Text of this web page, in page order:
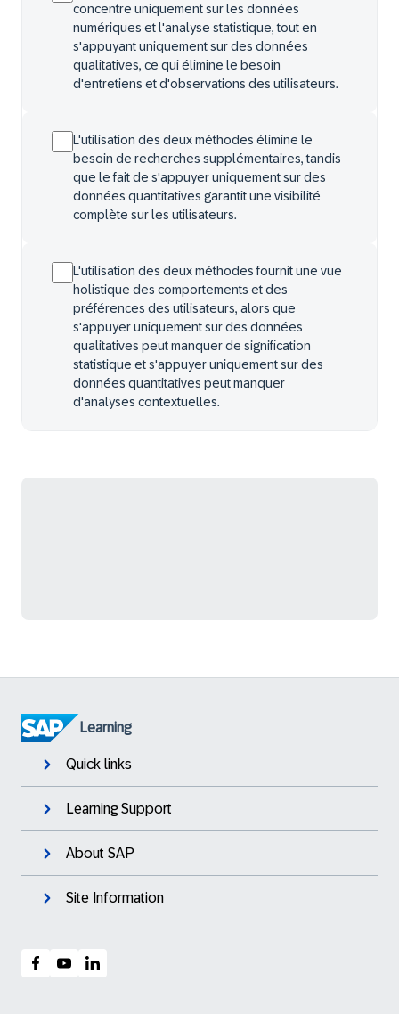
concentre uniquement sur les données
numériques et l'analyse statistique, tout en
s'appuyant uniquement sur des données
qualitatives, ce qui élimine le besoin
d'entretiens et d'observations des utilisateurs.
L'utilisation des deux méthodes élimine le
besoin de recherches supplémentaires, tandis
que le fait de s'appuyer uniquement sur des
données quantitatives garantit une visibilité
complète sur les utilisateurs.
L'utilisation des deux méthodes fournit une vue
holistique des comportements et des
préférences des utilisateurs, alors que
s'appuyer uniquement sur des données
qualitatives peut manquer de signification
statistique et s'appuyer uniquement sur des
données quantitatives peut manquer
d'analyses contextuelles.
Learning
Quick links
Learning Support
About SAP
Site Information